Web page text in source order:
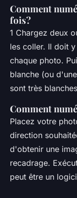
Comment
fois?
1 Chargez deux
les coller. Il doit
chaque photo.
blanche (ou
sont très
Comment
Placez votre
direction
d'obtenir une
recadrage.
peut être un